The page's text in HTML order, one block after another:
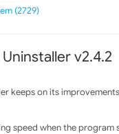
(2729)
v2.4.2
keeps on its
speed when the program